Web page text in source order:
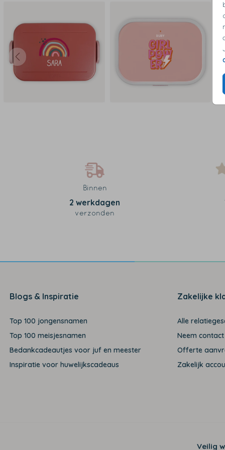
Binnen
2 werkdagen
verzonden
Blogs & Inspiratie
Top 100 jongensnamen
Top 100 meisjesnamen
Bedankcadeautjes voor juf en meester
Inspiratie voor huwelijkscadeaus
Zakelijke
Alle
Neem
Offerte
Zakelijk
Veilig